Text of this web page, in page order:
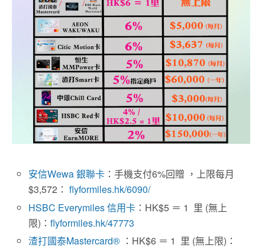
安信Wewa 銀聯卡 ：手機支付6%回贈 ，上限每月
$3,572： flyformiles.hk/6090/
HSBC Everymiles 信用卡 ：HK$5 ＝ 1 里 (無上
限)：flyformiles.hk/47773
渣打國泰Mastercard® ：HK$6 ＝ 1 里 (無上限)：